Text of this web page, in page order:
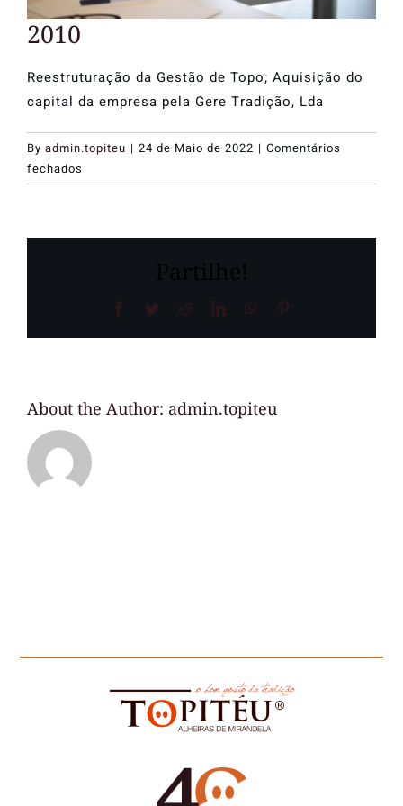
2010
Reestruturação da Gestão de Topo; Aquisição do
capital da empresa pela Gere Tradição, Lda
By admin.topiteu | 24 de Maio de 2022 | Comentários
fechados
2010
Facebook
TwitterReddit LinkedInWhatsApp
About the Author: admin.topiteu